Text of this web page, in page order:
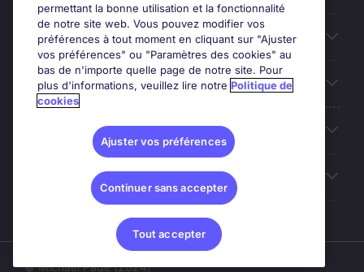
Les avis Google
Nos offres d'emploi
Sites du Groupe
© Michael Page (2024)
permettant la bonne utilisation et la fonctionnalité
de notre site web. Vous pouvez modifier vos
préférences à tout moment en cliquant sur "Ajuster
vos préférences" ou "Paramètres des cookies" au
bas de n'importe quelle page de notre site. Pour
plus d'informations, veuillez lire notre Politique de
cookies
Ajuster vos préférences
Continuer sans accepter
Tout accepter